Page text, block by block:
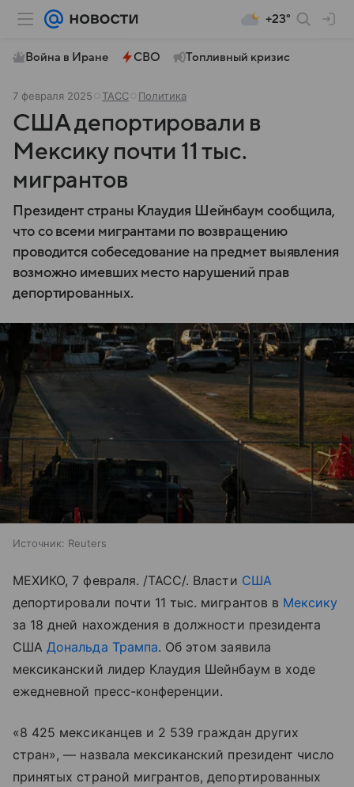
+23°
Война в Иране СВО Топливный кризис
7 февраля 2025 ТАСС Политика
США депортировали в
Мексику почти 11 тыс.
мигрантов
Президент страны Клаудия Шейнбаум сообщила,
что со всеми мигрантами по возвращению
проводится собеседование на предмет выявления
возможно имевших место нарушений прав
депортированных.
Источник: Reuters
МЕХИКО, 7 февраля. /ТАСС/. Власти США
депортировали почти 11 тыс. мигрантов в Мексику
за 18 дней нахождения в должности президента
США Дональда Трампа. Об этом заявила
мексиканский лидер Клаудия Шейнбаум в ходе
ежедневной пресс-конференции.
«8 425 мексиканцев и 2 539 граждан других
стран», — назвала мексиканский президент число
принятых страной мигрантов, депортированных